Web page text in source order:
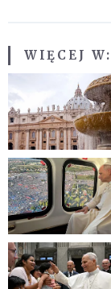
WIĘCEJ W: